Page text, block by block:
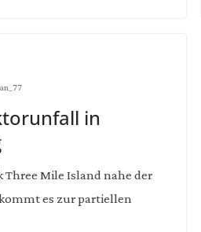
in
Mile Island nahe der
es zur partiellen